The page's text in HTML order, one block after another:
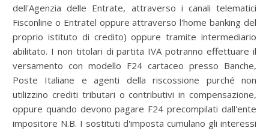
dell'Agenzia delle Entrate, attraverso i canali telematici
Fisconline o Entratel oppure attraverso l'home banking del
proprio istituto di credito) oppure tramite intermediario
abilitato. I non titolari di partita IVA potranno effettuare il
versamento con modello F24 cartaceo presso Banche,
Poste Italiane e agenti della riscossione purché non
utilizzino crediti tributari o contributivi in compensazione,
oppure quando devono pagare F24 precompilati dall'ente
impositore N.B. I sostituti d'imposta cumulano gli interessi